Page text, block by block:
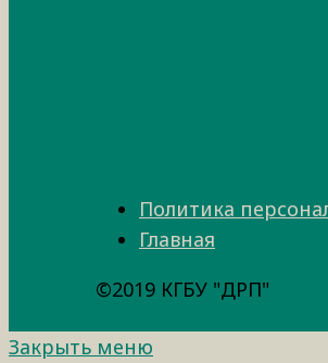
Политика
Главная
©2019 КГБУ "ДРП"
Закрыть меню